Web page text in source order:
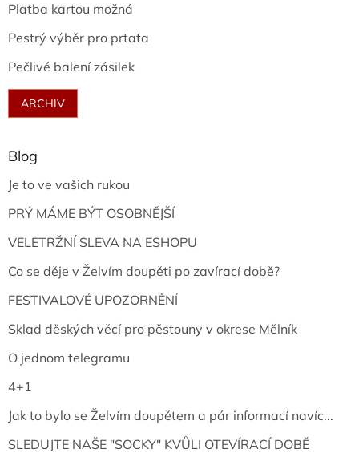
Platba kartou možná
Pestrý výběr pro prťata
Pečlivé balení zásilek
ARCHIV
Blog
Je to ve vašich rukou
PRÝ MÁME BÝT OSOBNĚJŠÍ
VELETRŽNÍ SLEVA NA ESHOPU
Co se děje v Želvím doupěti po zavírací době?
FESTIVALOVÉ UPOZORNĚNÍ
Sklad děských věcí pro pěstouny v okrese Mělník
O jednom telegramu
4+1
Jak to bylo se Želvím doupětem a pár informací navíc...
SLEDUJTE NAŠE "SOCKY" KVŮLI OTEVÍRACÍ DOBĚ